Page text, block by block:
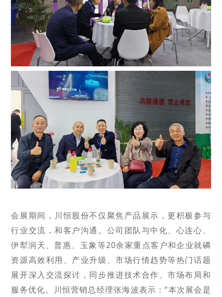
会展期间，川恒股份不仅聚焦产品展示，更积极参与
行业交流，和客户沟通。公司团队与中化、心连心、
伊犁润天、普惠、玉象等20余家重点客户和企业就磷
资源高效利用、产业升级、市场行情趋势等热门话题
展开深入交流探讨，同步推进技术合作、市场布局和
服务优化。川恒营销总经理张海波表示：“本次展会是